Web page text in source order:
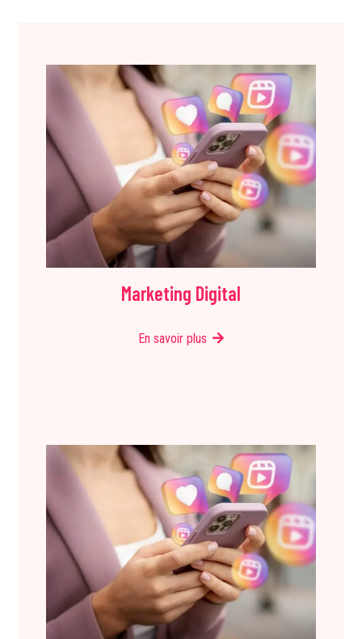
Marketing Digital
En savoir plus